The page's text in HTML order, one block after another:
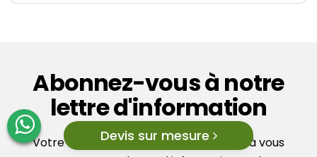
Devis sur mesure
Abonnez-vous à notre
lettre d'information
Votre adresse e-mail sert uniquement à vous